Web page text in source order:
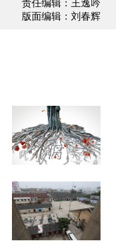
责任编辑：王逸吟
版面编辑：刘春辉